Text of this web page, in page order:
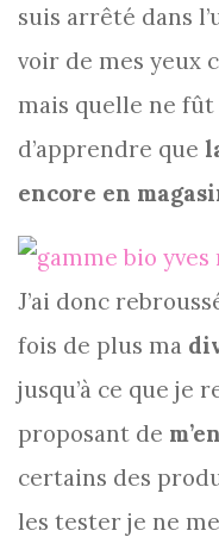
suis arrêté dans
voir de mes yeux
mais quelle ne
d’apprendre que
encore en
J’ai donc
fois de plus ma
jusqu’à ce que je
proposant de
certains des
les tester je ne